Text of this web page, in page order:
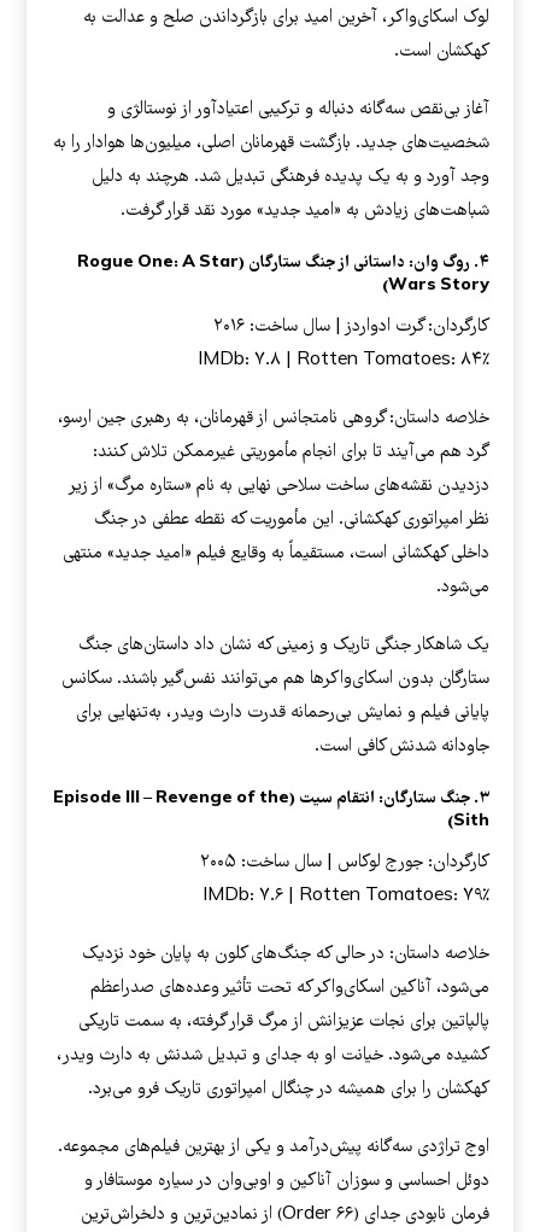
لوک اسکای‌واکر، آخرین امید برای بازگرداندن صلح و عدالت به
کهکشان است.
آغاز بی‌نقص سه‌گانه دنباله و ترکیبی اعتیادآور از نوستالژی و
شخصیت‌های جدید. بازگشت قهرمانان اصلی، میلیون‌ها هوادار را به
وجد آورد و به یک پدیده فرهنگی تبدیل شد. هرچند به دلیل
شباهت‌های زیادش به «امید جدید» مورد نقد قرار گرفت.
۴. روگ وان: داستانی از جنگ ستارگان (Rogue One: A Star
Wars Story)
کارگردان: گرت ادواردز | سال ساخت: ۲۰۱۶
IMDb: ۷.۸ | Rotten Tomatoes: ۸۴٪
خلاصه داستان: گروهی نامتجانس از قهرمانان، به رهبری جین ارسو،
گرد هم می‌آیند تا برای انجام مأموریتی غیرممکن تلاش کنند:
دزدیدن نقشه‌های ساخت سلاحی نهایی به نام «ستاره مرگ» از زیر
نظر امپراتوری کهکشانی. این مأموریت که نقطه عطفی در جنگ
داخلی کهکشانی است، مستقیماً به وقایع فیلم «امید جدید» منتهی
می‌شود.
یک شاهکار جنگی تاریک و زمینی که نشان داد داستان‌های جنگ
ستارگان بدون اسکای‌واکرها هم می‌توانند نفس‌گیر باشند. سکانس
پایانی فیلم و نمایش بی‌رحمانه قدرت دارث ویدر، به‌تنهایی برای
جاودانه شدنش کافی است.
۳. جنگ ستارگان: انتقام سیت (Episode III – Revenge of the
Sith)
کارگردان: جورج لوکاس | سال ساخت: ۲۰۰۵
IMDb: ۷.۶ | Rotten Tomatoes: ۷۹٪
خلاصه داستان: در حالی که جنگ‌های کلون به پایان خود نزدیک
می‌شود، آناکین اسکای‌واکر که تحت تأثیر وعده‌های صدراعظم
پالپاتین برای نجات عزیزانش از مرگ قرار گرفته، به سمت تاریکی
کشیده می‌شود. خیانت او به جدای و تبدیل شدنش به دارث ویدر،
کهکشان را برای همیشه در چنگال امپراتوری تاریک فرو می‌برد.
اوج تراژدی سه‌گانه پیش‌درآمد و یکی از بهترین فیلم‌های مجموعه.
دوئل احساسی و سوزان آناکین و اوبی‌وان در سیاره موستافار و
فرمان نابودی جدای (Order ۶۶) از نمادین‌ترین و دلخراش‌ترین